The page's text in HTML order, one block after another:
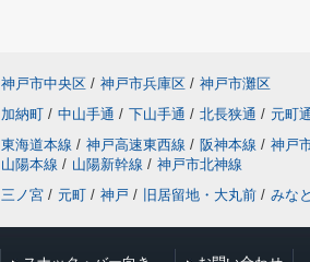
神戸市中央区 / 神戸市兵庫区 / 神戸市灘区
加納町 / 中山手通 / 下山手通 / 北長狭通 / 元町
東海道本線 / 神戸高速東西線 / 阪神本線 / 神戸
山陽本線 / 山陽新幹線 / 神戸市北神線
三ノ宮 / 元町 / 神戸 / 旧居留地・大丸前 / みな